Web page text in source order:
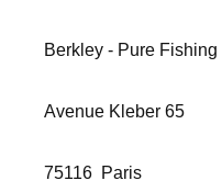
Berkley - Pure
Avenue Kleber 65
75116 Paris